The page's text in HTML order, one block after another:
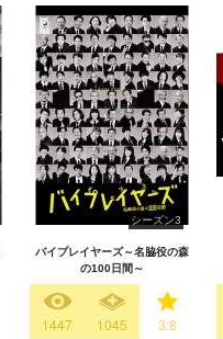
シーズン3
バイプレイヤーズ～名脇役の森
の100日間～
1447 1045 3.8